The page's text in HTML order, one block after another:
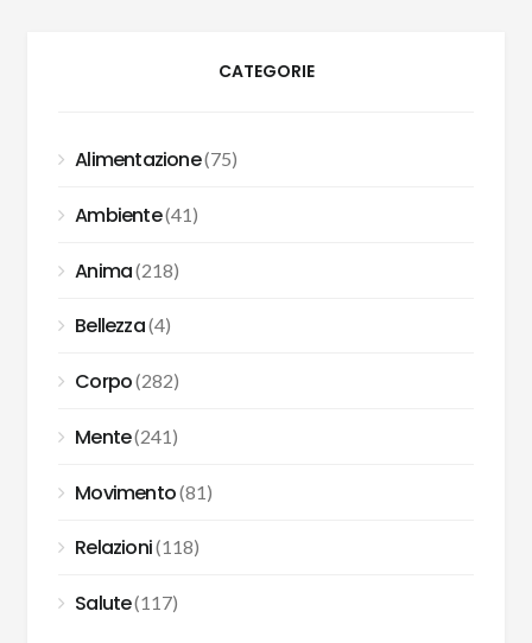
CATEGORIE
Alimentazione(75)
Ambiente(41)
Anima(218)
Bellezza(4)
Corpo(282)
Mente(241)
Movimento(81)
Relazioni(118)
Salute(117)